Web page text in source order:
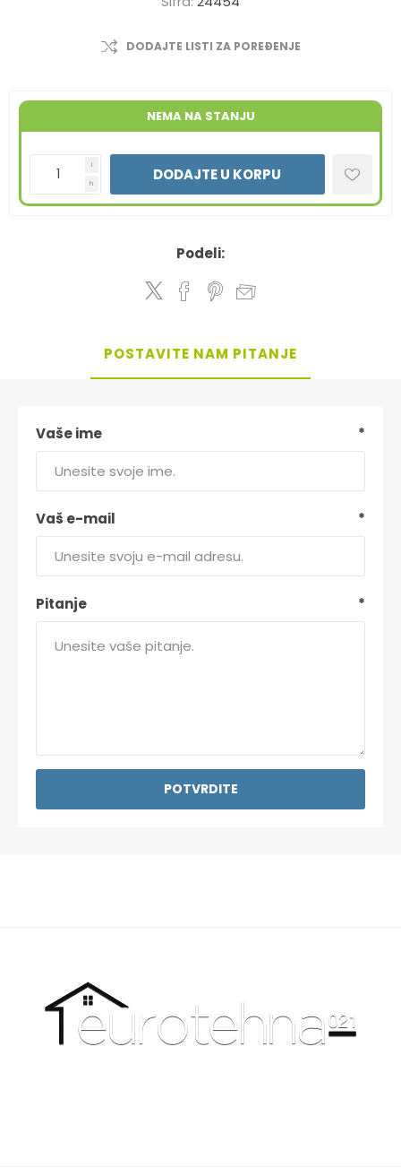
DODAJTE LISTI ZA POREĐENJE
NEMA NA STANJU
i
h DODAJTE U KORPU
Podeli:
POSTAVITE NAM PITANJE
Vaše ime *
Vaš e-mail *
Pitanje *
POTVRDITE